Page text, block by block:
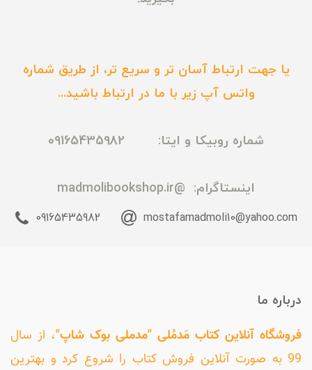
یا جهت ارتباط آسان تر و سریع تر، از طریق شماره
واتس آپ زیر با ما در ارتباط باشید...
شماره روبیکا و ایتا: 09165435982
اینستاگرام: @madmolibookshop.ir
mostafamadmoli10@yahoo.com
09165435982
درباره ما
فروشگاه آنلاین کتاب مَدمُلی "مدملی بوک شاپ"، از سال
99 به صورت آنلاین فروش کتاب را شروع کرد و بهترین